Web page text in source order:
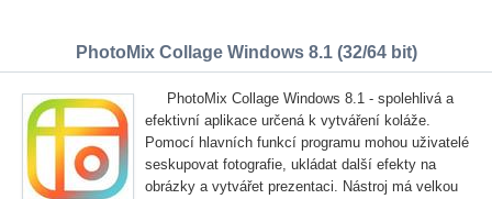
PhotoMix Collage Windows 8.1 (32/64 bit)
PhotoMix Collage Windows 8.1 - spolehlivá a
efektivní aplikace určená k vytváření koláže.
Pomocí hlavních funkcí programu mohou uživatelé
seskupovat fotografie, ukládat další efekty na
obrázky a vytvářet prezentaci. Nástroj má velkou